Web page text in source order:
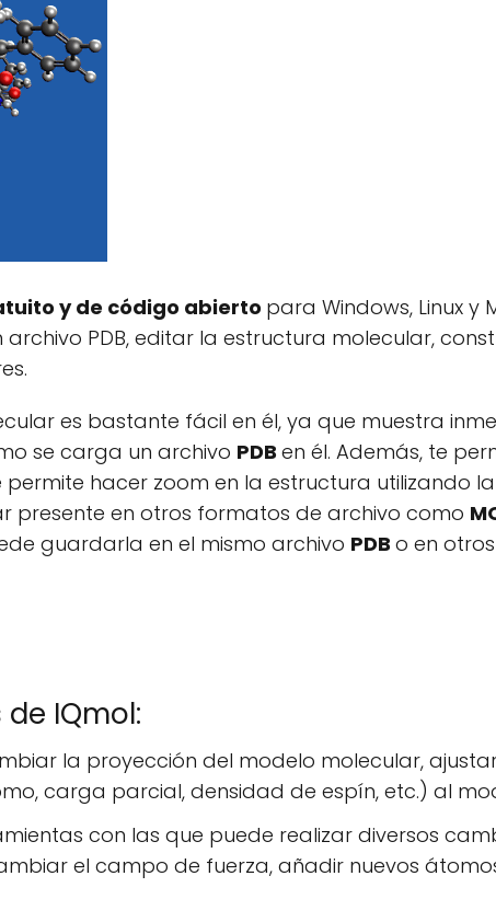
y de código abierto para Windows, Linux y
PDB, editar la estructura molecular,
es bastante fácil en él, ya que muestra
se carga un archivo PDB en él. Además, te
hacer zoom en la estructura utilizando
presente en otros formatos de archivo como
guardarla en el mismo archivo PDB o en
IQmol:
la proyección del modelo molecular,
carga parcial, densidad de espín, etc.) al
con las que puede realizar diversos
el campo de fuerza, añadir nuevos